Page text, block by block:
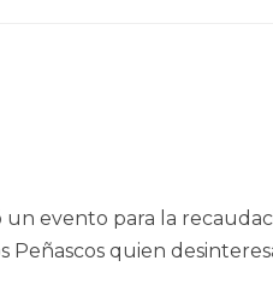
evento para la
Peñascos quien